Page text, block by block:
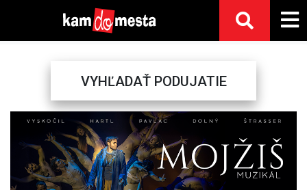
VYHĽADAŤ PODUJATIE
Previous